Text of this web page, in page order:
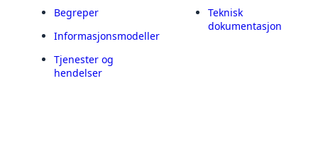
Begreper
Informasjonsmodeller
Tjenester og
hendelser
Teknisk
dokumentasjon